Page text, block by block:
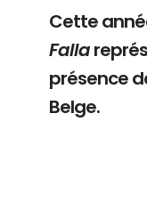
Cette
Falla
présence
Belge.